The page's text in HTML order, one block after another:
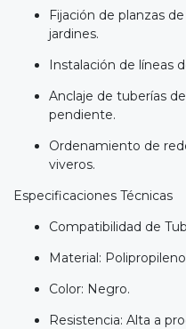
Fijación de planzas
jardines.
Instalación de líneas
Anclaje de tuberías
pendiente.
Ordenamiento de
viveros.
Especificaciones Técnicas
Compatibilidad de
Material:
Color: Negro.
Resistencia: Alta a